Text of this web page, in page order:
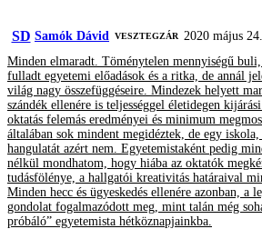
SD Samók Dávid VESZTEGZÁR
2020 május 24.
Minden elmaradt. Töménytelen mennyiségű
fulladt egyetemi előadások és a ritka, de annál
világ nagy összefüggéseire. Mindezek helyett
szándék ellenére is teljességgel életidegen
oktatás felemás eredményei és minimum
általában sok mindent megidéztek, de egy
hangulatát azért nem. Egyetemistaként pedig
nélkül mondhatom, hogy hiába az oktatók
tudásfölénye, a hallgatói kreativitás határaival
Minden hecc és ügyeskedés ellenére azonban, a
gondolat fogalmazódott meg, mint talán még
próbáló” egyetemista hétköznapjainkba.